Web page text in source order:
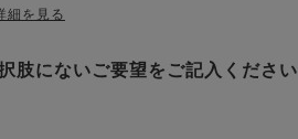
細を見る
肢にないご要望をご記入ください